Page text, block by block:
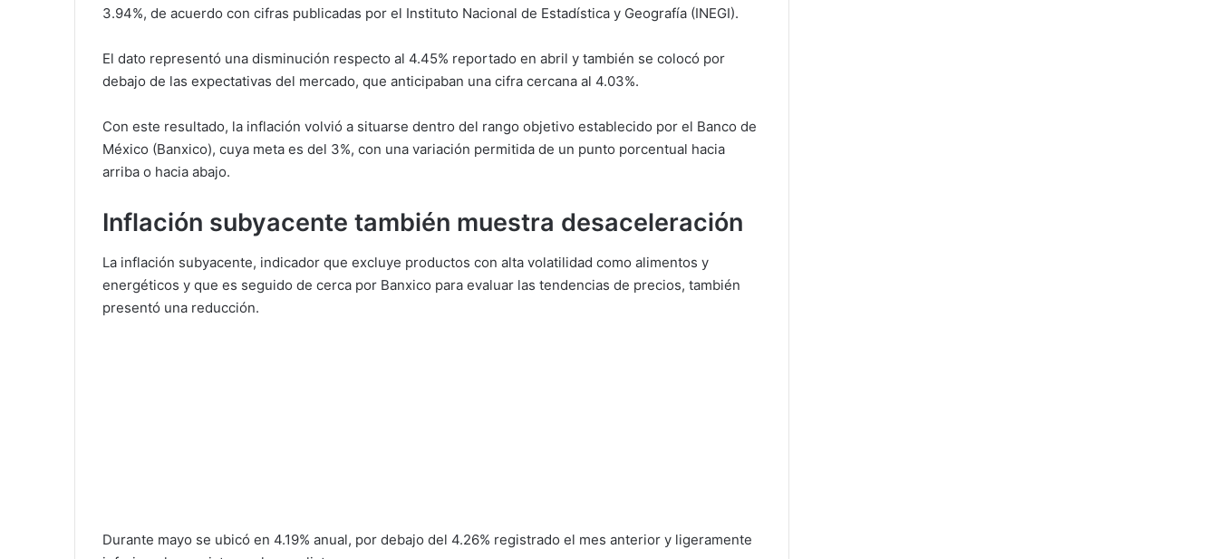
3.94%, de acuerdo con cifras publicadas por el Instituto Nacional de Estadística y Geografía (INEGI).
El dato representó una disminución respecto al 4.45% reportado en abril y también se colocó por
debajo de las expectativas del mercado, que anticipaban una cifra cercana al 4.03%.
Con este resultado, la inflación volvió a situarse dentro del rango objetivo establecido por el Banco de
México (Banxico), cuya meta es del 3%, con una variación permitida de un punto porcentual hacia
arriba o hacia abajo.
Inflación subyacente también muestra desaceleración
La inflación subyacente, indicador que excluye productos con alta volatilidad como alimentos y
energéticos y que es seguido de cerca por Banxico para evaluar las tendencias de precios, también
presentó una reducción.
Durante mayo se ubicó en 4.19% anual, por debajo del 4.26% registrado el mes anterior y ligeramente